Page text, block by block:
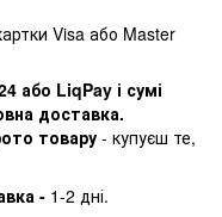
Visa або Master
або LiqPay і сумі
доставка.
товару- купуєш те,
- 1-2 дні.